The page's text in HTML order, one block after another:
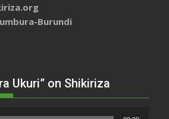
Burundi
Ukuri” on Shikiriza